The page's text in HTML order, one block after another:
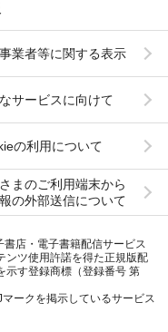
業者等に関する表示
サービスに向けて
の利用について
まのご利用端末から
の外部送信について
店・電子書籍配信サービス
ンツ使用許諾を得た正規版配
示す登録商標（登録番号 第
ークを掲示しているサービス